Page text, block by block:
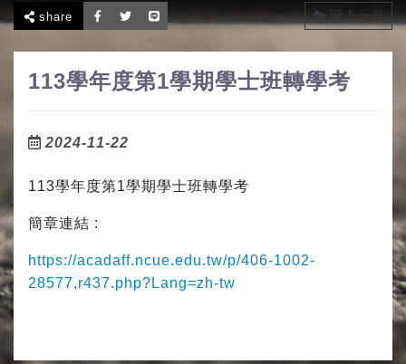
share 回上一頁
113學年度第1學期學士班轉學考
2024-11-22
113學年度第1學期學士班轉學考
簡章連結 :
https://acadaff.ncue.edu.tw/p/406-1002-
28577,r437.php?Lang=zh-tw